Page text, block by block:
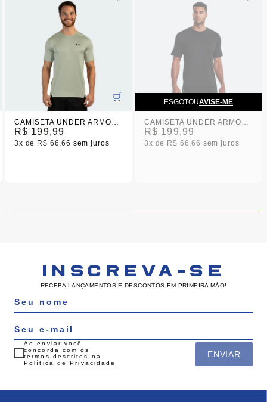
CAMISETA UNDER ARMOUR TECH VENT SS VERDE MASCULINA
R$ 199,99
3x R$ 66,66 sem juros
ESGOTOUAVISE-ME
CAMISETA UNDER ARMOUR TECH VENT SS MASCULINA
R$ 199,99
3x R$ 66,66 sem juros
INSCREVA-SE
RECEBA LANÇAMENTOS E DESCONTOS EM PRIMEIRA MÃO!
ENVIAR
Ao enviar você
concorda com os
termos descritos na
Política de Privacidade